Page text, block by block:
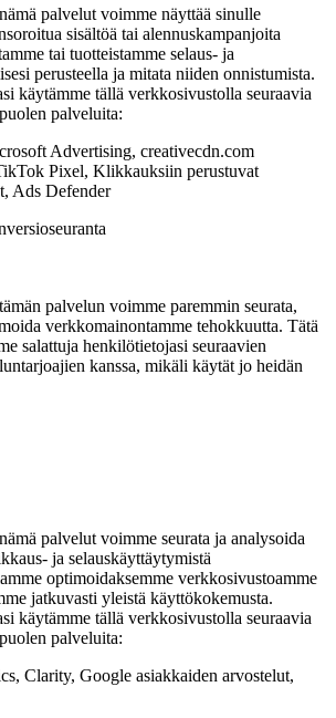
palvelut voimme näyttää sinulle
sisältöä tai alennuskampanjoita
tai tuotteistamme selaus- ja
perusteella ja mitata niiden onnistumista.
käytämme tällä verkkosivustolla seuraavia
palveluita:
Advertising, creativecdn.com
Pixel, Klikkauksiin perustuvat
Ads Defender
palvelun voimme paremmin seurata,
verkkomainontamme tehokkuutta. Tätä
salattuja henkilötietojasi seuraavien
kanssa, mikäli käytät jo heidän
palvelut voimme seurata ja analysoida
ja selauskäyttäytymistä
optimoidaksemme verkkosivustoamme
jatkuvasti yleistä käyttökokemusta.
käytämme tällä verkkosivustolla seuraavia
palveluita:
Clarity, Google asiakkaiden arvostelut,